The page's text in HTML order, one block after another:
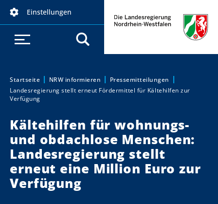
Einstellungen
Sie sind hier:
Startseite NRW informieren
Pressemitteilungen
Landesregierung stellt erneut Fördermittel für Kältehilfen zur
Verfügung
Kältehilfen für wohnungs-
und obdachlose Menschen:
Landesregierung stellt
erneut eine Million Euro zur
Verfügung